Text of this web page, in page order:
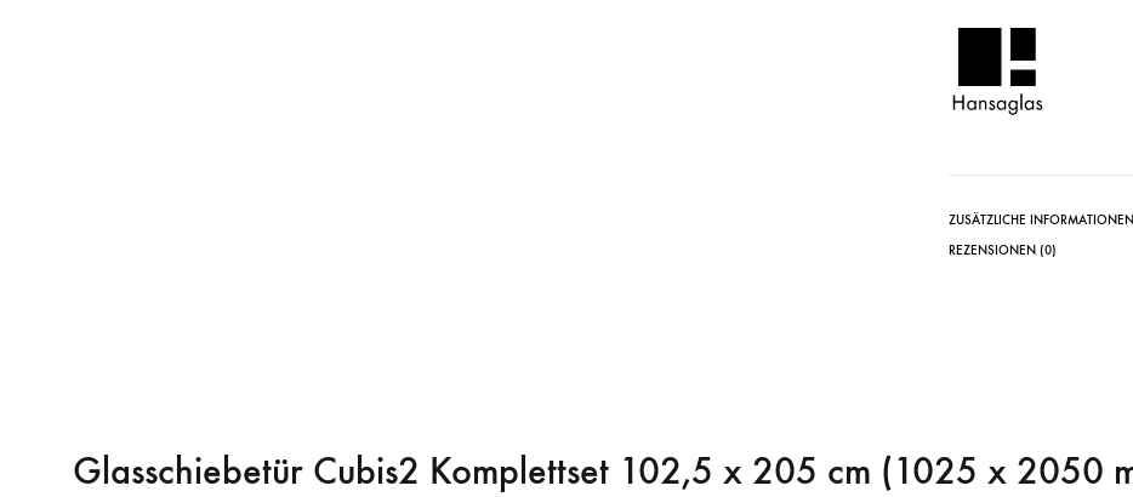
ZUSÄTZLICHE INFORMATIONEN
REZENSIONEN (0)
Glasschiebetür Cubis2 Komplettset 102,5 x 205 cm (1025 x 2050